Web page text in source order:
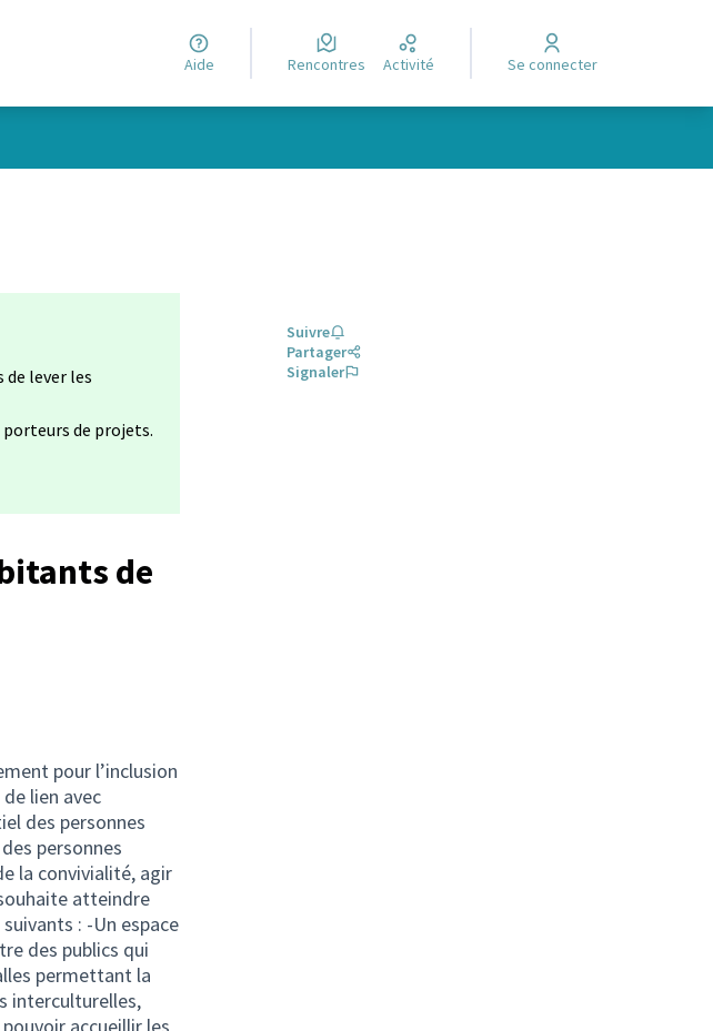
Aide Rencontres Activité Se connecter
lever les
de projets.
de
pour l’inclusion
lien avec
des personnes
personnes
la convivialité, agir
atteindre
: -Un espace
des publics qui
permettant la
interculturelles,
Suivre
Partager
Signaler